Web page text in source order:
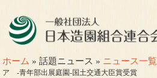
ホーム » 話題ニュース » ニュース一覧
ア -青年部出展庭園-国土交通大臣賞受賞